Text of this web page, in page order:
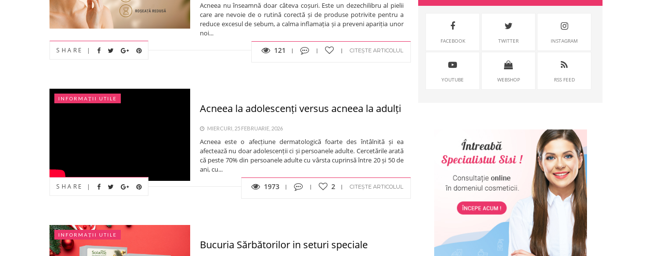
Acneea nu înseamnă doar câteva coșuri. Este un dezechilibru al pielii
care are nevoie de o rutină corectă și de produse potrivite pentru a
reduce excesul de sebum, a calma inflamația și a preveni apariția unor
noi...
CITEȘTE ARTICOLUL
121
SHARE |
INFORMAȚII UTILE
Acneea la adolescenți versus acneea la adulți
MIERCURI, 25 FEBRUARIE, 2026
Acneea este o afecțiune dermatologică foarte des întâlnită și ea
afectează nu doar adolescenții ci și persoanele adulte. Cercetările arată
că peste 70% din persoanele adulte cu vârsta cuprinsă între 20 și 50 de
ani, cu...
CITEȘTE ARTICOLUL
1973 2
SHARE |
INFORMAȚII UTILE
Bucuria Sărbătorilor in seturi speciale
FACEBOOK TWITTER INSTAGRAM
YOUTUBE WEBSHOP RSS FEED